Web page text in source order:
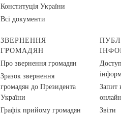
Конституція України
Всі документи
ЗВЕРНЕННЯ
ГРОМАДЯН
Про звернення громадян
Зразок звернення
громадян до Президента
України
Графік прийому громадян
Запит
онлайн
Звіти